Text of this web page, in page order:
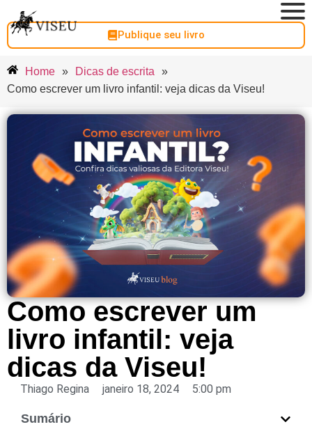
Publique seu livro
Home » Dicas de escrita
»
Como escrever um livro infantil: veja dicas da Viseu!
Como escrever um
livro infantil: veja
dicas da Viseu!
Thiago Regina janeiro 18, 2024 5:00 pm
Sumário